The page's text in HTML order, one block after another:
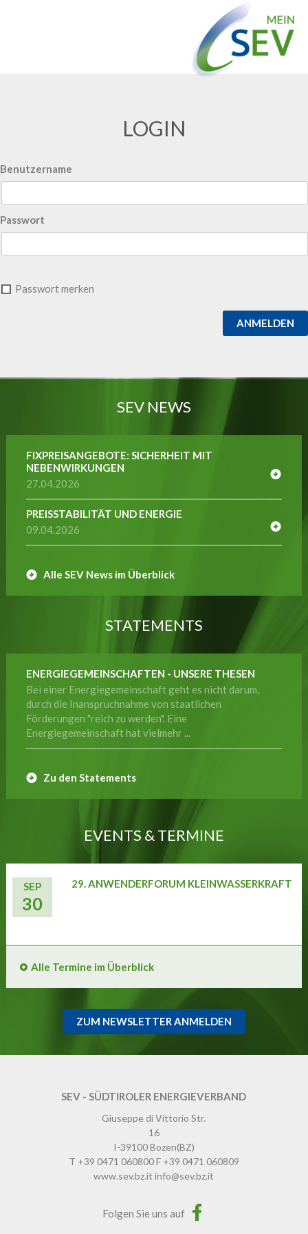
LOGIN
Benutzername
Passwort
Passwort merken
ANMELDEN
SEV NEWS
FIXPREISANGEBOTE: SICHERHEIT MIT
NEBENWIRKUNGEN
27.04.2026
PREISSTABILITÄT UND ENERGIE
09.04.2026
Alle SEV News im Überblick
STATEMENTS
ENERGIEGEMEINSCHAFTEN - UNSERE THESEN
Bei einer Energiegemeinschaft geht es nicht darum,
durch die Inanspruchnahme von staatlichen
Förderungen "reich zu werden". Eine
Energiegemeinschaft hat vielmehr ...
Zu den Statements
EVENTS & TERMINE
SEP
30
29. ANWENDERFORUM KLEINWASSERKRAFT
Alle Termine im Überblick
ZUM NEWSLETTER ANMELDEN
SEV - SÜDTIROLER ENERGIEVERBAND
Giuseppe di Vittorio Str.
16
I-39100Bozen(BZ)
T +39 0471 060800F +39 0471 060809
www.sev.bz.it info@sev.bz.it
Folgen Sie uns auf